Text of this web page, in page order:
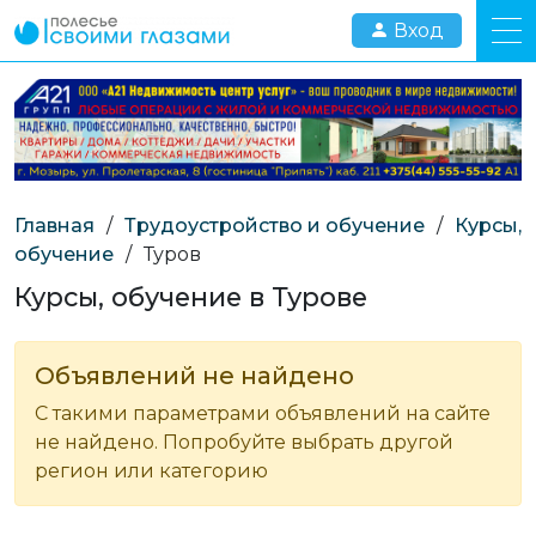
Вход
Главная / Трудоустройство и обучение /
Курсы,
обучение / Туров
Курсы, обучение в Турове
Объявлений не найдено
С такими параметрами объявлений на сайте
не найдено. Попробуйте выбрать другой
регион или категорию